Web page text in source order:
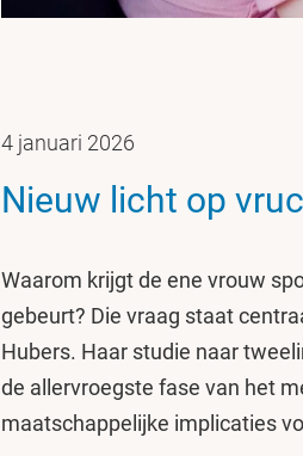
4 januari 2026
Nieuw licht op
Waarom krijgt de ene vrouw
gebeurt? Die vraag staat
Hubers. Haar studie naar
de allervroegste fase van het
maatschappelijke implicaties